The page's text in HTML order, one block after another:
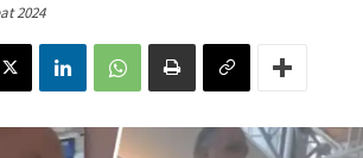
2024